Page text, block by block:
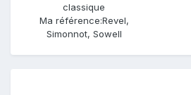
classique
Ma référence:Revel,
Simonnot, Sowell